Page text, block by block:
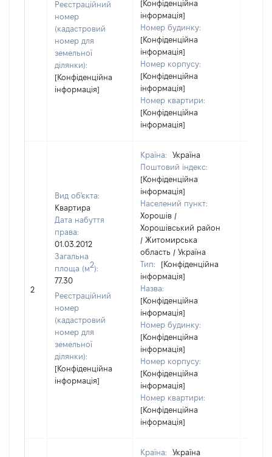
Реєстраційний
номер
(кадастровий
номер для
земельної
ділянки):
[Конфіденційна
інформація]
[Конфіденційна
інформація]
Номер будинку:
[Конфіденційна
інформація]
Номер корпусу:
[Конфіденційна
інформація]
Номер квартири:
[Конфіденційна
інформація]
2
Вид об'єкта:
Квартира
Дата набуття
права:
01.03.2012
Загальна
площа (м2):
77.30
Реєстраційний
номер
(кадастровий
номер для
земельної
ділянки):
[Конфіденційна
інформація]
Країна:
Україна
Поштовий індекс:
[Конфіденційна
інформація]
Населений пункт:
Хорошів /
Хорошівський район
/ Житомирська
область / Україна
Тип:
[Конфіденційна
інформація]
Назва:
[Конфіденційна
інформація]
Номер будинку:
[Конфіденційна
інформація]
Номер корпусу:
[Конфіденційна
інформація]
Номер квартири:
[Конфіденційна
інформація]
Країна:
Україна